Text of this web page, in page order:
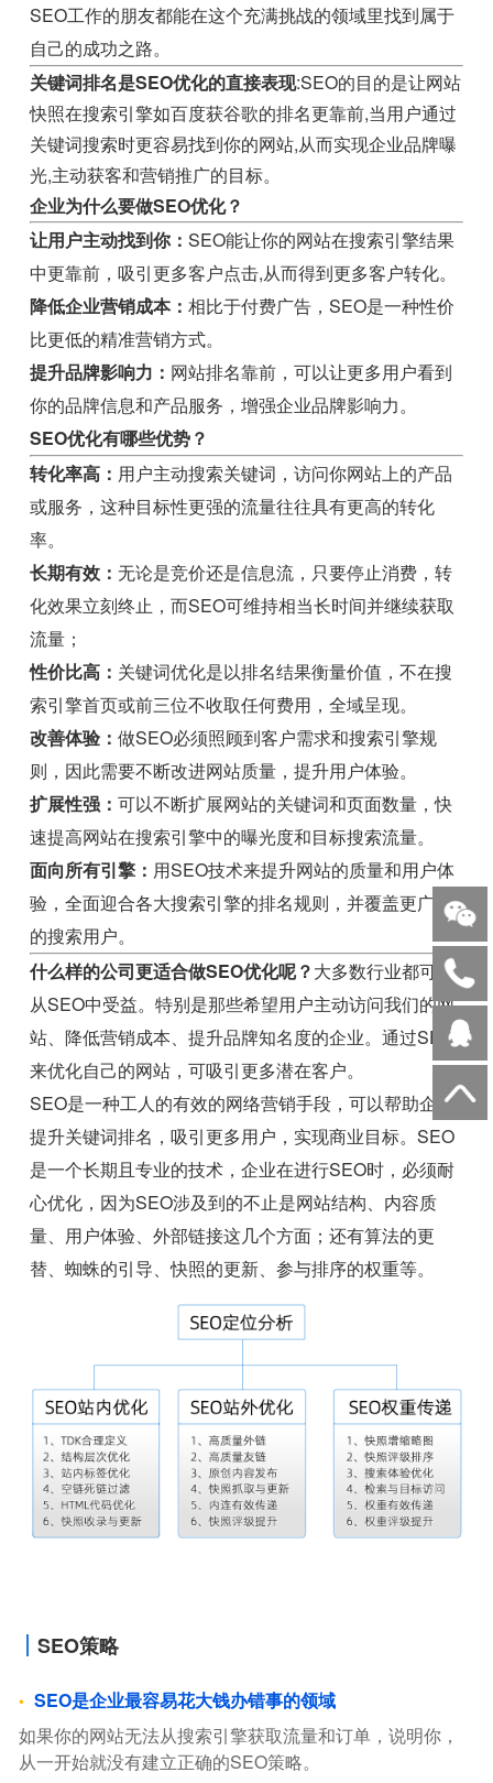
SEO工作的朋友都能在这个充满挑战的领域里找到属于
自己的成功之路。
关键词排名是SEO优化的直接表现:SEO的目的是让网站
快照在搜索引擎如百度获谷歌的排名更靠前,当用户通过
关键词搜索时更容易找到你的网站,从而实现企业品牌曝
光,主动获客和营销推广的目标。
企业为什么要做SEO优化？
让用户主动找到你：SEO能让你的网站在搜索引擎结果
中更靠前，吸引更多客户点击,从而得到更多客户转化。
降低企业营销成本：相比于付费广告，SEO是一种性价
比更低的精准营销方式。
提升品牌影响力： 网站排名靠前，可以让更多用户看到
你的品牌信息和产品服务，增强企业品牌影响力。
SEO优化有哪些优势？
转化率高： 用户主动搜索关键词，访问你网站上的产品
或服务，这种目标性更强的流量往往具有更高的转化
率。
长期有效：无论是竞价还是信息流，只要停止消费，转
化效果立刻终止，而SEO可维持相当长时间并继续获取
流量；
性价比高： 关键词优化是以排名结果衡量价值，不在搜
索引擎首页或前三位不收取任何费用，全域呈现。
改善体验：做SEO必须照顾到客户需求和搜索引擎规
则，因此需要不断改进网站质量，提升用户体验。
扩展性强：可以不断扩展网站的关键词和页面数量，快
速提高网站在搜索引擎中的曝光度和目标搜索流量。
面向所有引擎： 用SEO技术来提升网站的质量和用户体
验，全面迎合各大搜索引擎的排名规则，并覆盖更广泛
的搜索用户。
什么样的公司更适合做SEO优化呢？大多数行业都可以
从SEO中受益。特别是那些希望用户主动访问我们的网
站、降低营销成本、提升品牌知名度的企业。通过SEO
来优化自己的网站，可吸引更多潜在客户。
SEO是一种工人的有效的网络营销手段，可以帮助企业
提升关键词排名，吸引更多用户，实现商业目标。SEO
是一个长期且专业的技术，企业在进行SEO时，必须耐
心优化，因为SEO涉及到的不止是网站结构、内容质
量、用户体验、外部链接这几个方面；还有算法的更
替、蜘蛛的引导、快照的更新、参与排序的权重等。
SEO策略
SEO是企业最容易花大钱办错事的领域
如果你的网站无法从搜索引擎获取流量和订单，说明你，
从一开始就没有建立正确的SEO策略。